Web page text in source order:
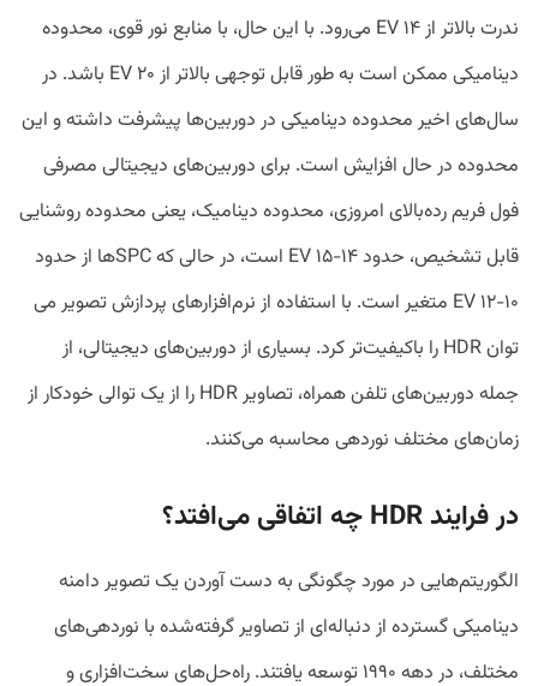
ندرت بالاتر از ۱۴ EV می‌رود. با این حال، با منابع نور قوی، محدوده
دینامیکی ممکن است به طور قابل توجهی بالاتر از ۲۰ EV باشد. در
سال‌های اخیر محدوده دینامیکی در دوربین‌­ها پیشرفت داشته و این
محدوده در حال افزایش است. برای دوربین‌های دیجیتالی مصرفی
فول فریم رده‌بالای امروزی، محدوده دینامیک، یعنی محدوده روشنایی
قابل تشخیص، حدود ۱۴-۱۵ EV است، در حالی که SPC‌ها از حدود
۱۰-۱۲ EV متغیر است. با استفاده از نرم­‌افزارهای پردازش تصویر می­‌
توان HDR را باکیفیت­‌تر کرد. بسیاری از دوربین‌های دیجیتالی، از
جمله دوربین‌های تلفن‌ همراه، تصاویر HDR را از یک توالی خودکار از
زمان‌های مختلف نوردهی محاسبه می‌کنند.
در فرایند HDR چه اتفاقی می‌افتد؟
الگوریتم‌هایی در مورد چگونگی به‌ دست آوردن یک تصویر دامنه
دینامیکی گسترده از دنباله‌ای از تصاویر گرفته‌شده با نوردهی‌های
مختلف، در دهه ۱۹۹۰ توسعه یافتند. راه‌حل‌های سخت‌افزاری و